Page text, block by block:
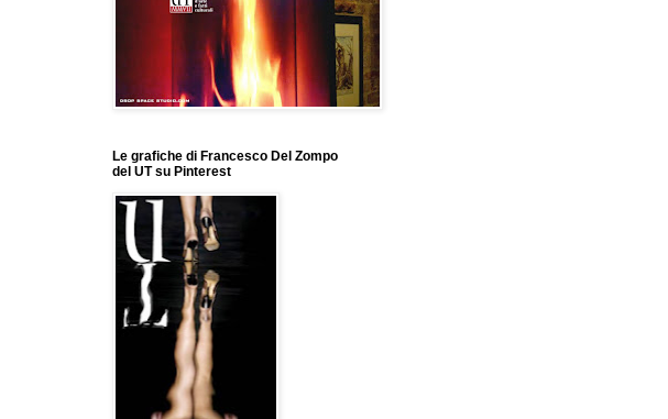
Le grafiche di Francesco Del Zompo
del UT su Pinterest